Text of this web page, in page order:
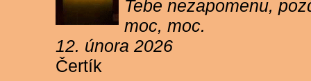
Tebe nezapomenu,
moc, moc.
12. února 2026
Čertík